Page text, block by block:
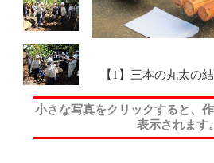
【1】三本の丸太の
小さな写真をクリックすると、
表示されます。